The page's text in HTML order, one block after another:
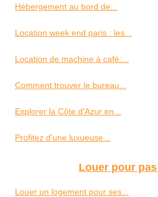
Hébergement au bord de...
Location week end paris : les...
Location de machine à café:...
Comment trouver le bureau...
Explorer la Côte d'Azur en...
Profitez d'une luxueuse...
Louer pour
Louer un logement pour ses...